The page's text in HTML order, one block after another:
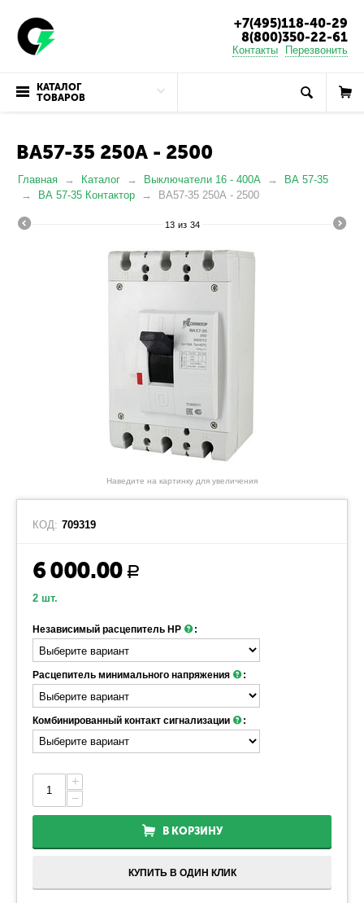
+7(495)118-40-29
8(800)350-22-61
Контакты Перезвонить
КАТАЛОГ
ТОВАРОВ
ВА57-35 250А - 2500
Главная Каталог Выключатели 16 - 400А
ВА 57-35
ВА 57-35 Контактор
ВА57-35 250А - 2500
13 из 34
Наведите на картинку для увеличения
КОД: 709319
6 000.00 Р
2 шт.
Независимый расцепитель НР :
Расцепитель минимального напряжения :
Комбинированный контакт сигнализации :
+
−
В КОРЗИНУ
КУПИТЬ В ОДИН КЛИК